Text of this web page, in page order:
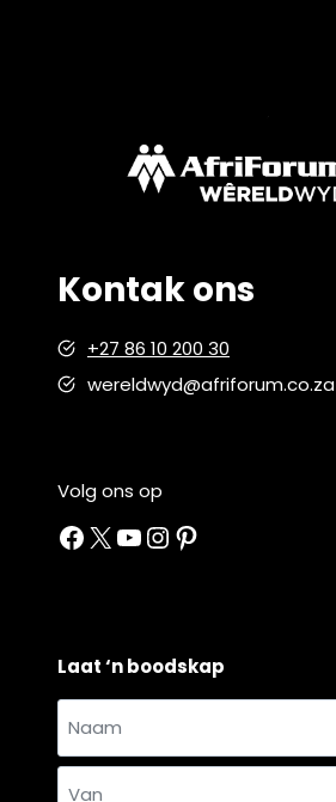
Kontak ons
+27 86 10 200 30
wereldwyd@afriforum.co.za
Volg ons op
Facebook
X YouTube
Instagram
Pinterest
Laat ‘n boodskap
Naam